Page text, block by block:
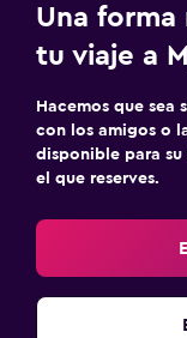
Una forma
tu viaje a
Hacemos que
con los amigos o
disponible para
el que reserves.